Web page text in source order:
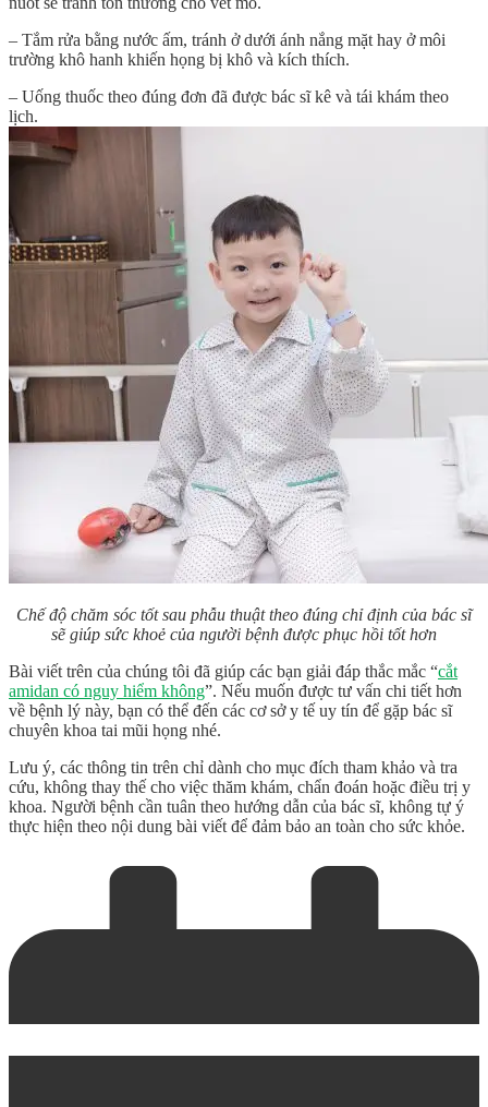
– Tắm rửa bằng nước ấm, tránh ở dưới ánh nắng mặt hay ở môi
trường khô hanh khiến họng bị khô và kích thích.
– Uống thuốc theo đúng đơn đã được bác sĩ kê và tái khám theo
lịch.
Chế độ chăm sóc tốt sau phẫu thuật theo đúng chỉ định của bác sĩ
sẽ giúp sức khoẻ của người bệnh được phục hồi tốt hơn
Bài viết trên của chúng tôi đã giúp các bạn giải đáp thắc mắc “cắt
amidan có nguy hiểm không”. Nếu muốn được tư vấn chi tiết hơn
về bệnh lý này, bạn có thể đến các cơ sở y tế uy tín để gặp bác sĩ
chuyên khoa tai mũi họng nhé.
Lưu ý, các thông tin trên chỉ dành cho mục đích tham khảo và tra
cứu, không thay thế cho việc thăm khám, chẩn đoán hoặc điều trị y
khoa. Người bệnh cần tuân theo hướng dẫn của bác sĩ, không tự ý
thực hiện theo nội dung bài viết để đảm bảo an toàn cho sức khỏe.